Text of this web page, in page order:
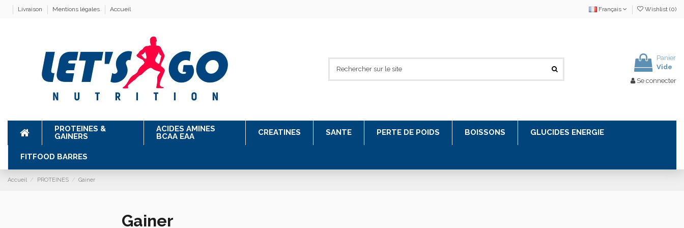
Livraison Mentions légales Accueil Français Wishlist (0)
Panier
Vide
Se connecter
PROTEINES &
GAINERS
ACIDES AMINES
BCAA EAA
CREATINES SANTE PERTE DE POIDS BOISSONS GLUCIDES ENERGIE
FITFOOD BARRES
Accueil PROTEINES Gainer
Gainer